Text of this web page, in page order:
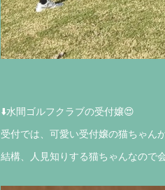
⬇️水間ゴルフクラブの受付嬢😍
受付では、可愛い受付嬢の猫ちゃん
結構、人見知りする猫ちゃんなので